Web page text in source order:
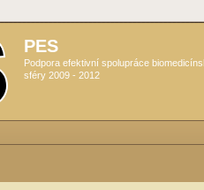
PES
Podpora efektivní spolupráce
sféry 2009 - 2012